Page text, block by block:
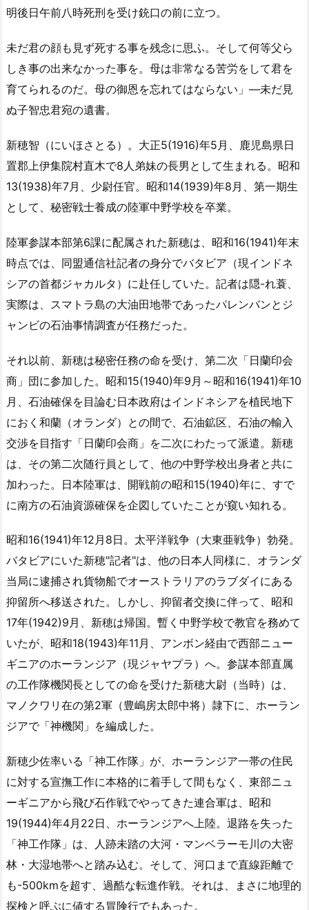
明後日午前八時死刑を受け銃口の前に立つ。
未だ君の顔も見ず死する事を残念に思ふ。そして何等父ら
しき事の出来なかった事を。母は非常なる苦労をして君を
育てられるのだ。母の御恩を忘れてはならない」—未だ見
ぬ子智忠君宛の遺書。
新穂智（にいほさとる）。大正5(1916)年5月、鹿児島県日
置郡上伊集院村直木で8人弟妹の長男として生まれる。昭和
13(1938)年7月、少尉任官。昭和14(1939)年8月、第一期生
として、秘密戦士養成の陸軍中野学校を卒業。
陸軍参謀本部第6課に配属された新穂は、昭和16(1941)年末
時点では、同盟通信社記者の身分でバタビア（現インドネ
シアの首都ジャカルタ）に赴任していた。記者は隠-れ蓑、
実際は、スマトラ島の大油田地帯であったパレンバンとジ
ャンビの石油事情調査が任務だった。
それ以前、新穂は秘密任務の命を受け、第二次「日蘭印会
商」団に参加した。昭和15(1940)年9月～昭和16(1941)年10
月、石油確保を目論む日本政府はインドネシアを植民地下
におく和蘭（オランダ）との間で、石油鉱区、石油の輸入
交渉を目指す「日蘭印会商」を二次にわたって派遣。新穂
は、その第二次随行員として、他の中野学校出身者と共に
加わった。日本陸軍は、開戦前の昭和15(1940)年に、すで
に南方の石油資源確保を企図していたことが窺い知れる。
昭和16(1941)年12月8日。太平洋戦争（大東亜戦争）勃発。
バタビアにいた新穂"記者"は、他の日本人同様に、オランダ
当局に逮捕され貨物船でオーストラリアのラブダイにある
抑留所へ移送された。しかし、抑留者交換に伴って、昭和
17年(1942)9月、新穂は帰国。暫く中野学校で教官を務めて
いたが、昭和18(1943)年11月、アンボン経由で西部ニュー
ギニアのホーランジア（現ジャヤプラ）へ。参謀本部直属
の工作隊機関長としての命を受けた新穂大尉（当時）は、
マノクワリ在の第2軍（豊嶋房太郎中将）隷下に、ホーラン
ジアで「神機関」を編成した。
新穂少佐率いる「神工作隊」が、ホーランジア一帯の住民
に対する宣撫工作に本格的に着手して間もなく、東部ニュ
ーギニアから飛び石作戦でやってきた連合軍は、昭和
19(1944)年4月22日、ホーランジアへ上陸。退路を失った
「神工作隊」は、人跡未踏の大河・マンベラーモ川の大密
林・大湿地帯へと踏み込む。そして、河口まで直線距離で
も-500kmを超す、過酷な転進作戦。それは、まさに地理的
探検と呼ぶに値する冒険行でもあった。